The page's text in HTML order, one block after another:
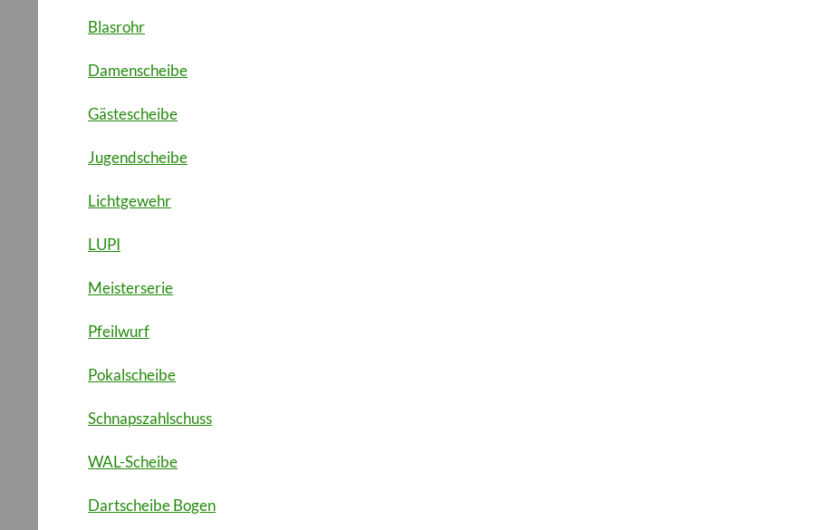
Blasrohr
Damenscheibe
Gästescheibe
Jugendscheibe
Lichtgewehr
LUPI
Meisterserie
Pfeilwurf
Pokalscheibe
Schnapszahlschuss
WAL-Scheibe
Dartscheibe Bogen